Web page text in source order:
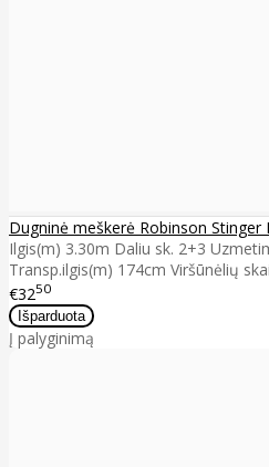
Dugninė meškerė Robinson
Ilgis(m) 3.30m Daliu sk. 2+3
Transp.ilgis(m) 174cm Viršūnėlių
€3250
Į palyginimą